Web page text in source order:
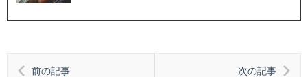
前の記事
次の記事